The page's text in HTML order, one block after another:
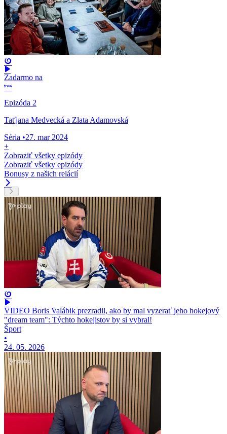
Zadarmo na
Epizóda 2
Taťjana Medvecká a Zlata Adamovská
Séria •27. mar 2024
+
Zobraziť všetky epizódy
Zobraziť všetky epizódy
Bonusy z našich relácií
VIDEO Boris Valábik prezradil, ako by mal vyzerať jeho hokejový
"dream team": Týchto hokejistov by si vybral!
Šport
•
24. 05. 2026